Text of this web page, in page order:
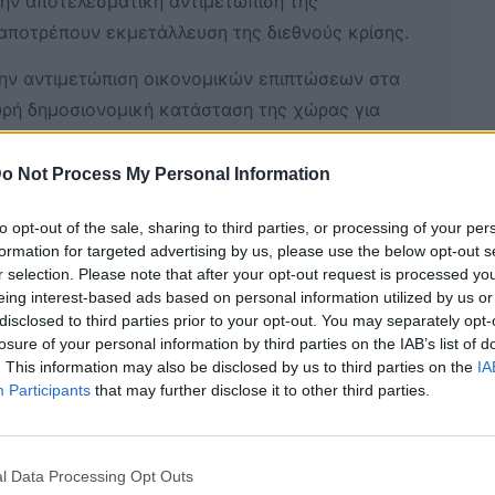
Not Process My Personal Information
opt-out of the sale, sharing to third parties, or processing of your
for targeted advertising by us, please use the below opt-out
selection. Please note that after your opt-out request is processed
interest-based ads based on personal information utilized by us
to third parties prior to your opt-out. You may separately
of your personal information by third parties on the IAB’s list of
This information may also be disclosed by us to third parties on the
Participants that may further disclose it to other third parties.
Data Processing Opt Outs
εκμετάλλευση της διεθνούς κρίσης.
αντιμετώπιση οικονομικών επιπτώσεων στα
δημοσιονομική κατάσταση της χώρας για
Bluesky Email Copy Link
Κωστής Χατζηδάκης, ο υπουργός
Παπασταύρου και ο
σήμερα στις 14.00, θα
της αισχροκέρδειας.